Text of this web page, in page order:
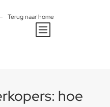
Terug naar home
hoe